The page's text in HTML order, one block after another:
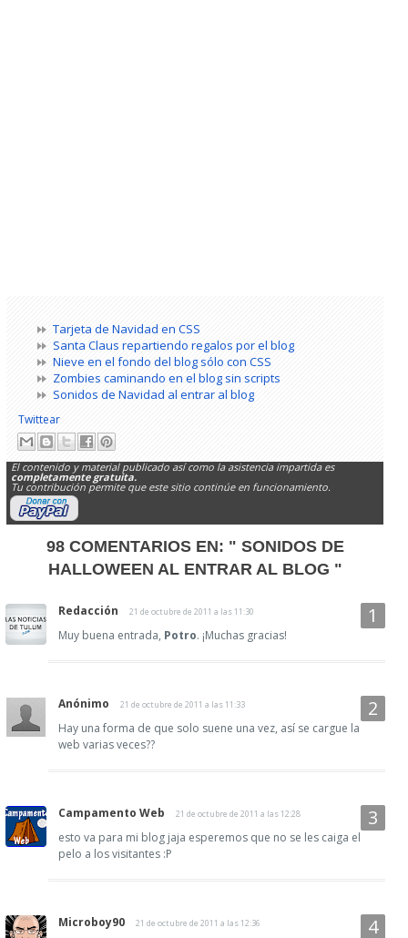
Tarjeta de Navidad en CSS
Santa Claus repartiendo regalos por el blog
Nieve en el fondo del blog sólo con CSS
Zombies caminando en el blog sin scripts
Sonidos de Navidad al entrar al blog
Twittear
El contenido y material publicado así como la asistencia impartida es
completamente gratuita.
Tu contribución permite que este sitio continúe en funcionamiento.
98 COMENTARIOS EN: " SONIDOS DE
HALLOWEEN AL ENTRAR AL BLOG "
Redacción 21 de octubre de 2011 a las 11:30
Muy buena entrada, Potro. ¡Muchas gracias!
Anónimo 21 de octubre de 2011 a las 11:33
Hay una forma de que solo suene una vez, así se cargue la
web varias veces??
Campamento Web 21 de octubre de 2011 a las 12:28
esto va para mi blog jaja esperemos que no se les caiga el
pelo a los visitantes :P
Microboy90 21 de octubre de 2011 a las 12:36